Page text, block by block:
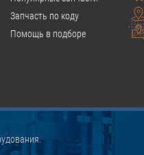
Запчасть по коду
Помощь в подборе